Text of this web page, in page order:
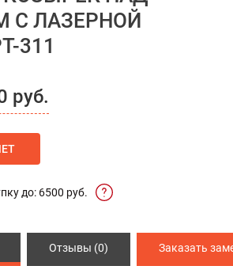
С ЛАЗЕРНОЙ
311
руб.
до: 6500 руб.
Отзывы (0) Заказать